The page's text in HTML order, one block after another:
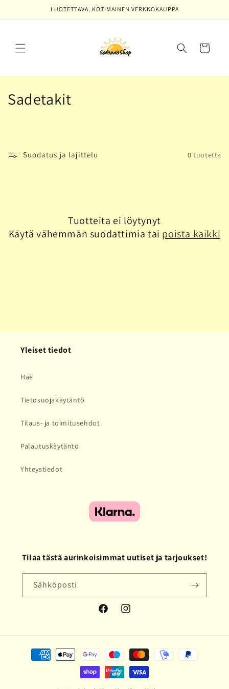
sisältöön
LUOTETTAVA, KOTIMAINEN VERKKOKAUPPA
Ostoskori
K
o
a
Sadetakit
Suodatus ja lajittelu 0 tuotetta
Tuotteita ei löytynyt
Käytä vähemmän suodattimia tai poista kaikki
Yleiset tiedot
Hae
Tietosuojakäytäntö
Tilaus- ja toimitusehdot
Palautuskäytäntö
Yhteystiedot
Tilaa tästä aurinkoisimmat uutiset ja tarjoukset!
Sähköposti
FacebookInstagram
Maksutavat